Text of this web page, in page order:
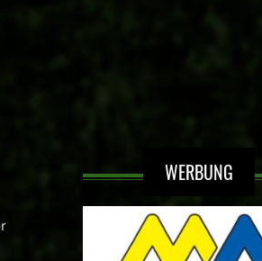
WERBUNG